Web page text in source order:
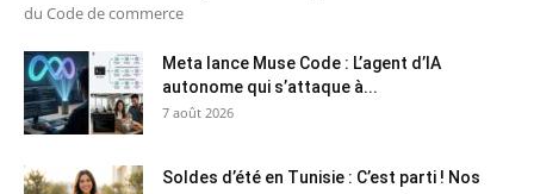
du Code de commerce
Meta lance Muse Code : L’agent d’IA
autonome qui s’attaque à...
7 août 2026
Soldes d’été en Tunisie : C’est parti ! Nos